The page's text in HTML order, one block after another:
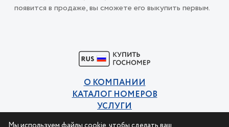
появится в продаже, вы сможете его выкупить первым.
О КОМПАНИИ
КАТАЛОГ НОМЕРОВ
УСЛУГИ